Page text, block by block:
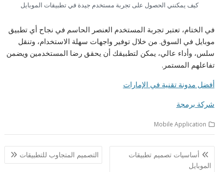
كيف يمكنني الحصول على تجربة مستخدم جيدة في تطبيقات الموبايل
في الختام، تعتبر تجربة المستخدم العنصر الحاسم في نجاح أي تطبيق
موبايل في السوق. من خلال توفير واجهات سهلة الاستخدام، وتنقل
سلس، وأداء عالي، يمكن لتطبيقك أن يحقق رضا المستخدمين ويضمن
تفاعلهم المستمر.
أفضل مدونة تقنية في الإمارات
شركة برمجة
Mobile Application
تصفّح
المقالات
أساسيات تصميم تطبيقات
الموبايل
التصميم المتجاوب للتطبيقات